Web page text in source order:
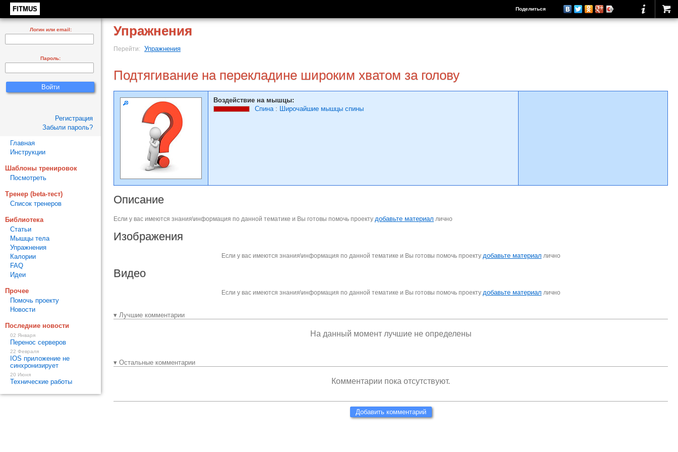
FITMUS Поделиться
Упражнения
Перейти: Упражнения
Подтягивание на перекладине широким хватом за голову
Воздействие на мышцы:
Спина: Широчайшие мышцы спины
Описание
Если у вас имеются знания\информация по данной тематике и Вы готовы помочь проекту добавьте материал лично
Изображения
Если у вас имеются знания\информация по данной тематике и Вы готовы помочь проекту добавьте материал лично
Видео
Если у вас имеются знания\информация по данной тематике и Вы готовы помочь проекту добавьте материал лично
▾ Лучшие комментарии
На данный момент лучшие не определены
▾ Остальные комментарии
Комментарии пока отсутствуют.
Добавить комментарий
Логин или email:
Пароль:
Регистрация
Забыли пароль?
Главная
Инструкции
Шаблоны тренировок
Посмотреть
Тренер (beta-тест)
Список тренеров
Библиотека
Статьи
Мышцы тела
Упражнения
Калории
FAQ
Идеи
Прочее
Помочь проекту
Новости
Последние новости
02 Января
Перенос серверов
22 Февраля
IOS приложение не
синхронизирует
20 Июня
Технические работы